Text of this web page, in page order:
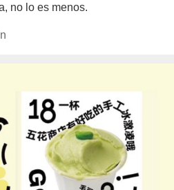
no lo es menos.
author/redaccion/